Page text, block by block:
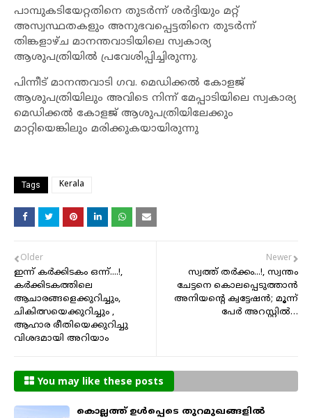
പാമ്പുകടിയേറ്റതിനെ തുടർന്ന് ശർദ്ദിയും മറ്റ്
അസ്വസ്ഥതകളും അനുഭവപ്പെട്ടതിനെ തുടർന്ന്
തിങ്കളാഴ്‌ച മാനന്തവാടിയിലെ സ്വകാര്യ
ആശുപത്രിയിൽ പ്രവേശിപ്പിച്ചിരുന്നു.
പിന്നീട് മാനന്തവാടി ഗവ. മെഡിക്കൽ കോളജ്
ആശുപത്രിയിലും അവിടെ നിന്ന് മേപ്പാടിയിലെ സ്വകാര്യ
മെഡിക്കൽ കോളജ് ആശുപത്രിയിലേക്കും
മാറ്റിയെങ്കിലും മരിക്കുകയായിരുന്നു
Tags Kerala
Newer
സ്വത്ത് തര്‍ക്കം...!, സ്വന്തം
ചേട്ടനെ കൊലപ്പെടുത്താൻ
അനിയൻ്റെ ക്വട്ടേഷന്‍; മൂന്ന്
പേര്‍ അറസ്റ്റില്‍…
Older
ഇന്ന് കർക്കിടകം ഒന്ന്....!,
കർക്കിടകത്തിലെ
ആചാരങ്ങളെക്കുറിച്ചും,
ചികിത്സയെക്കുറിച്ചും ,
ആഹാര രീതിയെക്കുറിച്ചു
വിശദമായി അറിയാം
You may like these posts
കൊല്ലത്ത് ഉൾപ്പെടെ തുറമുഖങ്ങളിൽ